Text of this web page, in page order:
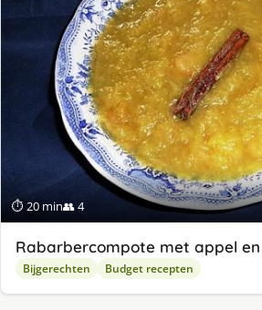
⏱ 20 min👥 4
Rabarbercompote met appel
Bijgerechten Budget recepten